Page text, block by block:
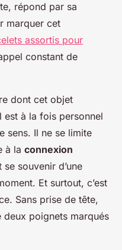
répond par sa
marquer cet
assortis pour
constant de
dont cet objet
à la fois personnel
sens. Il ne se limite
à la connexion
se souvenir d’une
Et surtout, c’est
Sans prise de tête,
deux poignets marqués